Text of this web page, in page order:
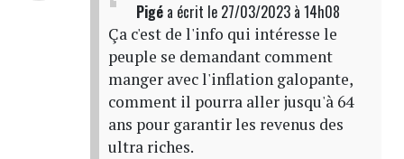
Pigéa écrit le 27/03/2023 à 14h08
Ça c'est de l'info qui intéresse le
peuple se demandant comment
manger avec l'inflation galopante,
comment il pourra aller jusqu'à 64
ans pour garantir les revenus des
ultra riches.